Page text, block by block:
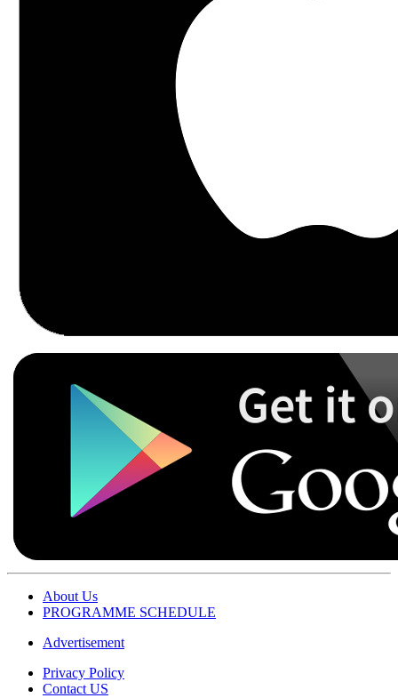
About Us
PROGRAMME SCHEDULE
Advertisement
Privacy Policy
Contact US